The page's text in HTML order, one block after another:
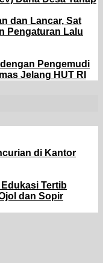
dan Lancar, Sat
Pengaturan Lalu
Pengemudi
Jelang HUT RI
di Kantor
Tertib
dan Sopir